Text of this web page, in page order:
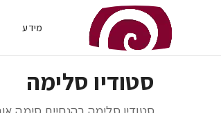
מידע
סטודיו סלימה